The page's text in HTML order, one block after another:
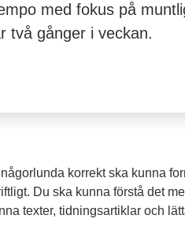
med fokus på
två gånger i veckan.
korrekt ska kunna
Du ska kunna förstå det
texter, tidningsartiklar och